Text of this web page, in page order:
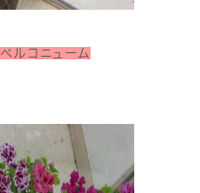
ペルコニューム